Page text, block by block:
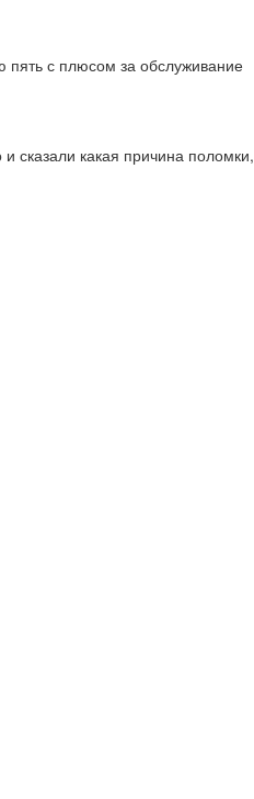
пять с плюсом за обслуживание
сказали какая причина поломки,